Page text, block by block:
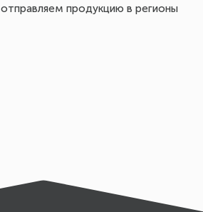
продукцию в регионы